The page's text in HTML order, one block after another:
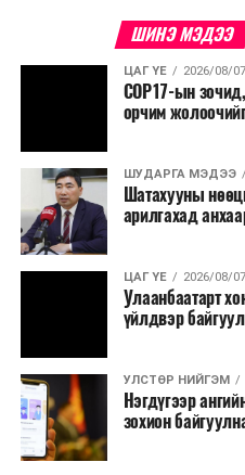
шийдвэртэйгээс
тэмдэглэлт өдөр,
Урьдчилан
тушаалтны
томилолт, гадаадын
Зайлшгүй
тавилга, автомашин
Батлан хамгаалах,
Хуулиар заавал
контент, хэвлэлийн
Заавал олгохоос
ШИНЭ МЭДЭЭ
ЦАГ ҮЕ 2026/08/07
COP17-ын
орчим
ШУДАРГА МЭДЭЭ
Шатахууны
арилгахад
ЦАГ ҮЕ 2026/08/07
Улаанбаатарт
үйлдвэр
УЛСТӨР НИЙГЭМ
Нэгдүгээр
зохион